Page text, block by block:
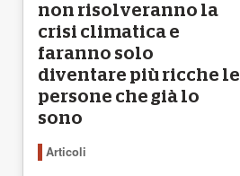
non risolveranno la
crisi climatica e
faranno solo
diventare più ricche le
persone che già lo
sono
Articoli